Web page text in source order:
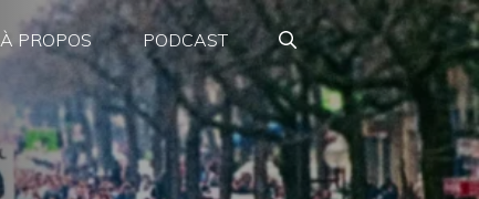
À PROPOS PODCAST